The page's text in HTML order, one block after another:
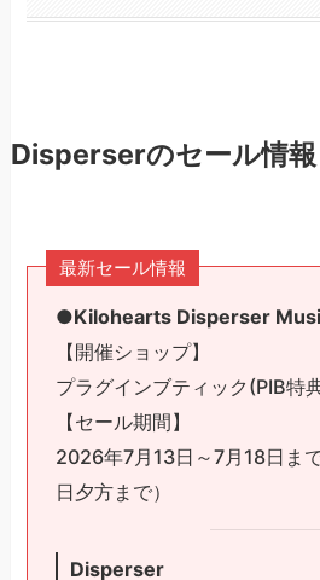
Disperserのセール情報
最新セール情報
●Kilohearts Disperser
【開催ショップ】
プラグインブティック(PIB特
【セール期間】
2026年7月13日～7月18日ま
日夕方まで）
Disperser